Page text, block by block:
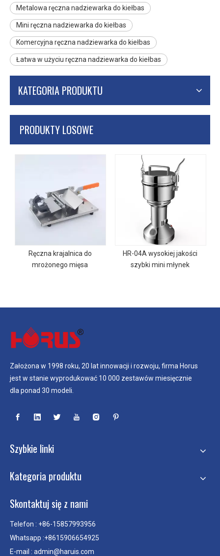
Metalowa ręczna nadziewarka do kiełbas
Mini ręczna nadziewarka do kiełbas
Komercyjna ręczna nadziewarka do kiełbas
Łatwa w użyciu ręczna nadziewarka do kiełbas
KATEGORIA PRODUKTU
PRODUKTY LOSOWE
Ręczna krajalnica do
mrożonego mięsa
HR-04A wysokiej jakości
szybki mini młynek
Założona w 1998 roku, 20 lat innowacji i rozwoju, firma Horus
jest w stanie wyprodukować 10 000 zestawów miesięcznie
dla ponad 30 modeli.
Szybkie linki
Kategoria produktu
Skontaktuj się z nami
Telefon : +86-15857993956
Whatsapp :+8615906654925
E-mail : admin@haruis.com